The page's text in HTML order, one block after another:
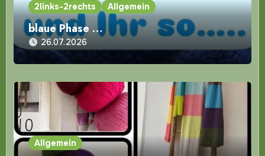
2links-2rechts Allgemein
blaue Phase …
26.07.2026
Allgemein